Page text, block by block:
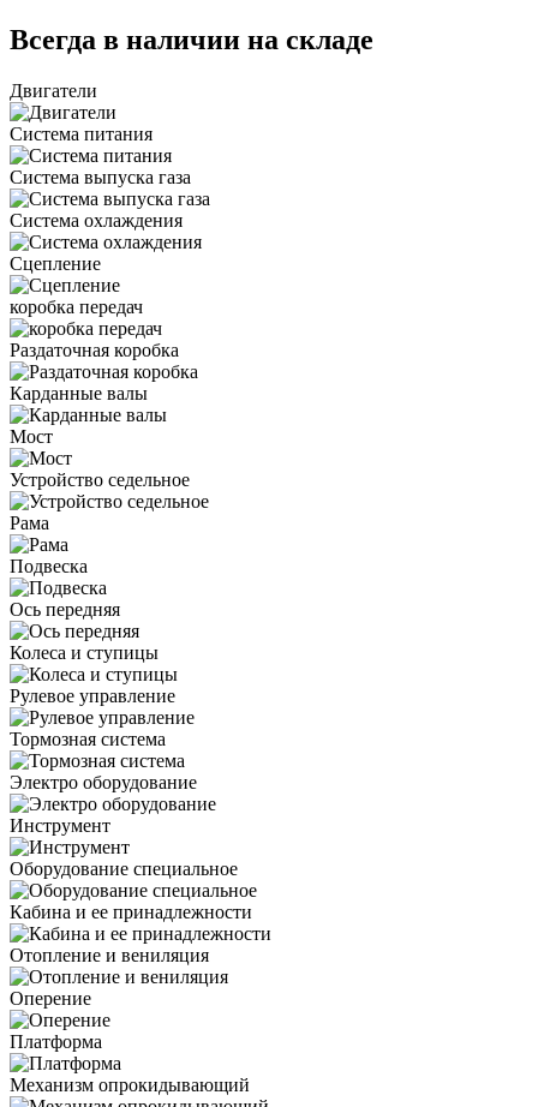
Всегда в наличии на складе
Двигатели
Система питания
Система выпуска газа
Система охлаждения
Сцепление
коробка передач
Раздаточная коробка
Карданные валы
Мост
Устройство седельное
Рама
Подвеска
Ось передняя
Колеса и ступицы
Рулевое управление
Тормозная система
Электро оборудование
Инструмент
Оборудование специальное
Кабина и ее принадлежности
Отопление и вениляция
Оперение
Платформа
Механизм опрокидывающий